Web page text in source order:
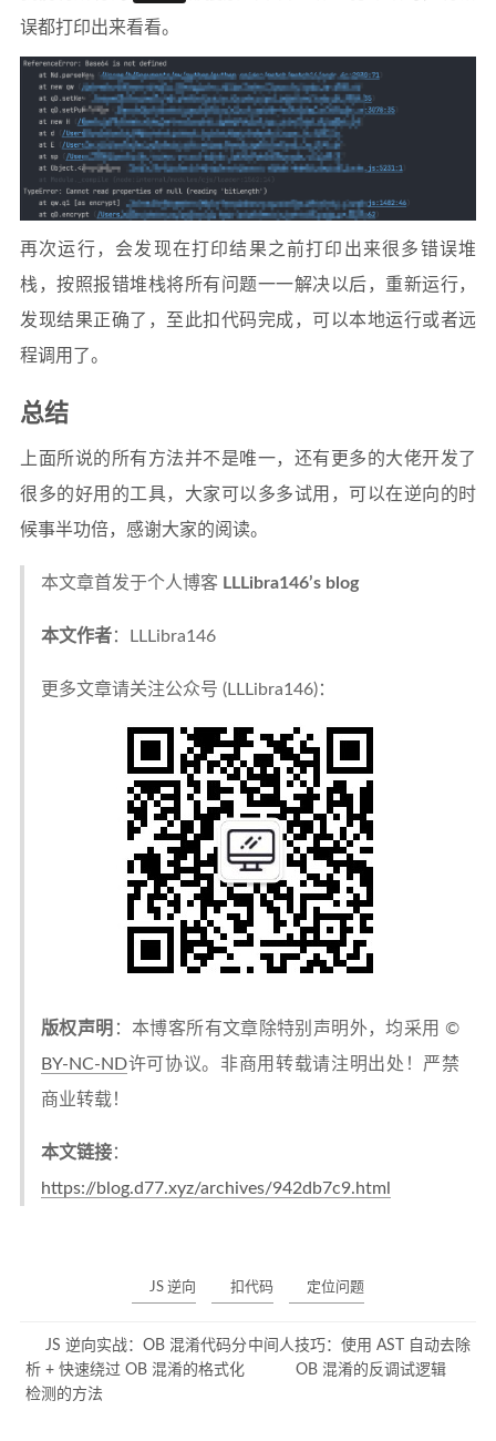
误都打印出来看看。
再次运行，会发现在打印结果之前打印出来很多错误堆
栈，按照报错堆栈将所有问题一一解决以后，重新运行，
发现结果正确了，至此扣代码完成，可以本地运行或者远
程调用了。
总结
上面所说的所有方法并不是唯一，还有更多的大佬开发了
很多的好用的工具，大家可以多多试用，可以在逆向的时
候事半功倍，感谢大家的阅读。
本文章首发于个人博客 LLLibra146’s blog
本文作者：LLLibra146
更多文章请关注公众号 (LLLibra146)：
版权声明 ：本博客所有文章除特别声明外，均采用 ©
BY-NC-ND许可协议。非商用转载请注明出处！严禁
商业转载！
本文链接：
https://blog.d77.xyz/archives/942db7c9.html
JS 逆向 扣代码 定位问题
JS 逆向实战：OB 混淆代码分
析 + 快速绕过 OB 混淆的格式化
检测的方法
中间人技巧：使用 AST 自动去除
OB 混淆的反调试逻辑